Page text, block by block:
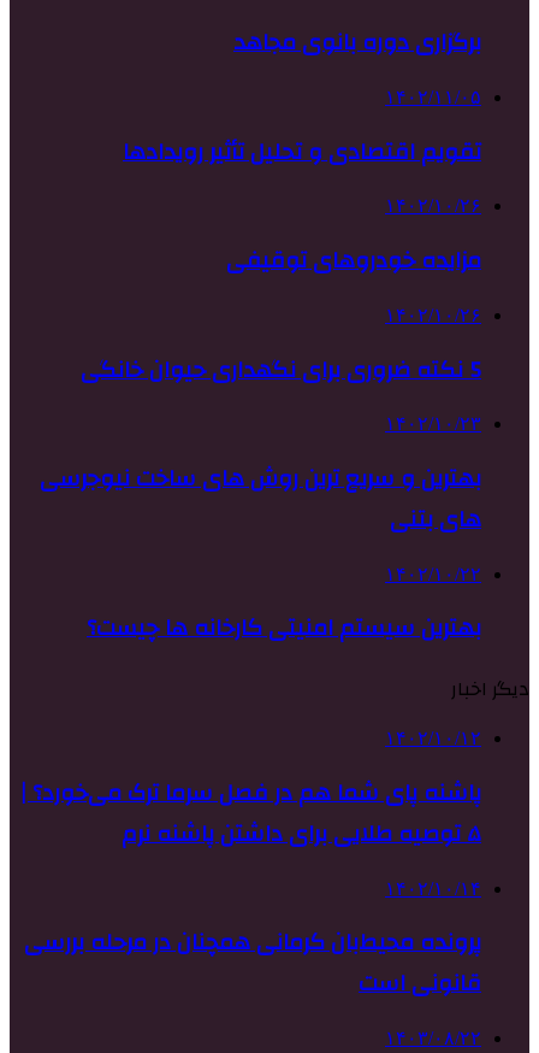
برگزاری دوره بانوی مجاهد
۱۴۰۲/۱۱/۰۵
تقویم اقتصادی و تحلیل تأثیر رویدادها
۱۴۰۲/۱۰/۲۶
مزایده خودروهای توقیفی
۱۴۰۲/۱۰/۲۶
5 نکته ضروری برای نگهداری حیوان خانگی
۱۴۰۲/۱۰/۲۳
بهترین و سریع ترین روش های ساخت نیوجرسی
های بتنی
۱۴۰۲/۱۰/۲۲
بهترین سیستم امنیتی کارخانه ها چیست؟
دیگر اخبار
۱۴۰۲/۱۰/۱۲
پاشنه پای شما هم در فصل سرما ترک می‌خورد؟ |
۵ توصیه طلایی برای داشتن پاشنه نرم
۱۴۰۲/۱۰/۱۴
پرونده محیط‌بان کرمانی همچنان در مرحله بررسی
قانونی است
۱۴۰۳/۰۸/۲۲